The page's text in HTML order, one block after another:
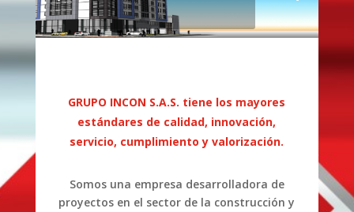
GRUPO INCON S.A.S. tiene los mayores
estándares de calidad, innovación,
servicio, cumplimiento y valorización.
Somos una empresa desarrolladora de
proyectos en el sector de la construcción y